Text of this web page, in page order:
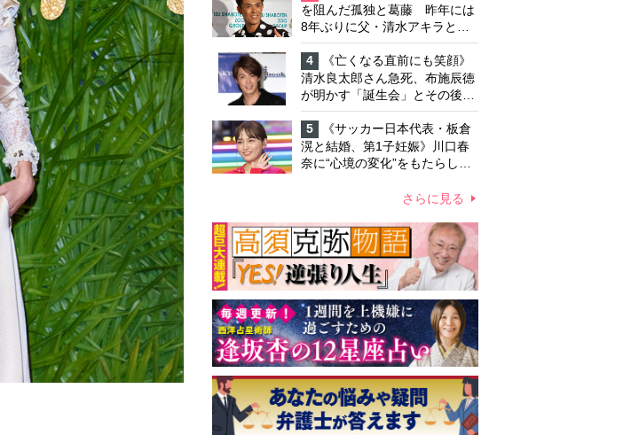
を阻んだ孤独と葛藤 昨年には
8年ぶりに父・清水アキラと共
演、本格的な活動再開に向かっ
ていたが…周囲が懸念していた
「不安定なところ」
4
《亡くなる直前にも笑顔》
清水良太郎さん急死、布施辰徳
が明かす「誕生会」とその後の
メッセージ
5
《サッカー日本代表・板倉
滉と結婚、第1子妊娠》川口春
奈に“心境の変化”をもたらした
って「がんに蝕まれる母」を演
さらに見る